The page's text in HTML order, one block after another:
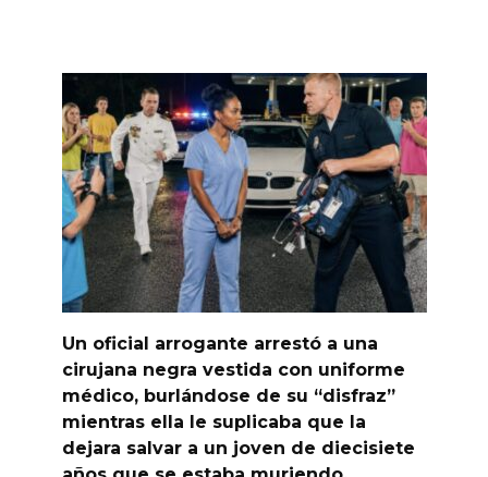
Un oficial arrogante arrestó a una
cirujana negra vestida con uniforme
médico, burlándose de su “disfraz”
mientras ella le suplicaba que la
dejara salvar a un joven de diecisiete